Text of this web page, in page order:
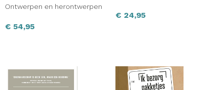
Ontwerpen en herontwerpen
€ 54,95
€ 24,95